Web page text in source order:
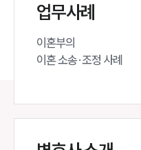
업무사례
이혼부의
이혼 소송·조정 사례